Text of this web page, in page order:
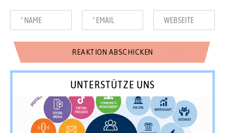
UNTERSTÜTZE UNS